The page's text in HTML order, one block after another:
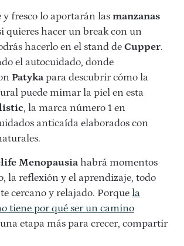
y fresco lo aportarán las manzanas
quieres hacer un break con un
hacerlo en el stand de Cupper.
el autocuidado, donde
Patyka para descubrir cómo la
puede mimar la piel en esta
, la marca número 1 en
anticaída elaborados con
Menopausia habrá momentos
la reflexión y el aprendizaje, todo
cercano y relajado. Porque la
tiene por qué ser un camino
etapa más para crecer, compartir